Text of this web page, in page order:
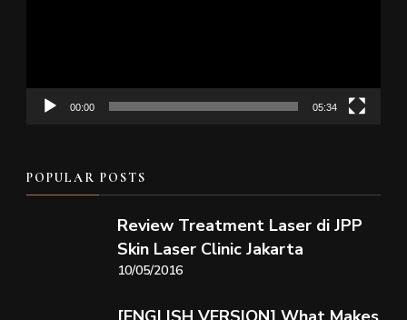
00:00 05:34
POPULAR POSTS
Review Treatment Laser di JPP
Skin Laser Clinic Jakarta
10/05/2016